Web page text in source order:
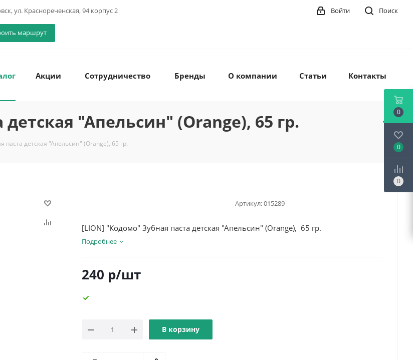
ул. Краснореченская, 94 корпус 2
маршрут
Поиск
Войти
Акции Сотрудничество Бренды О компании Статьи Контакты
"Апельсин" (Orange), 65 гр.
паста детская "Апельсин" (Orange), 65 гр.
Артикул:015289
[LION] "Кодомо" Зубная паста детская "Апельсин" (Orange), 65 гр.
Подробнее
240 р/шт
В корзину
0
0
0